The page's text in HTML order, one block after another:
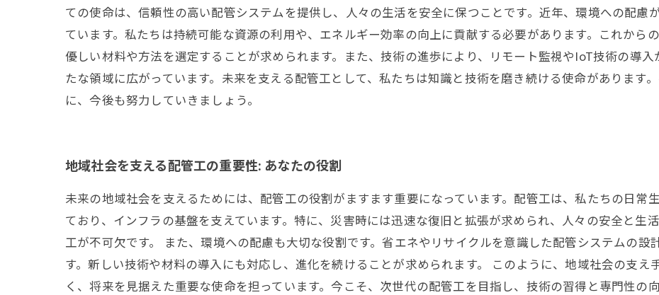
ての使命は、信頼性の高い配管システムを提供し、人々の生活を安全に保つことです。近年、環境への配慮
ています。私たちは持続可能な資源の利用や、エネルギー効率の向上に貢献する必要があります。これから
優しい材料や方法を選定することが求められます。また、技術の進歩により、リモート監視やIoT技術の導
たな領域に広がっています。未来を支える配管工として、私たちは知識と技術を磨き続ける使命があります
に、今後も努力していきましょう。
地域社会を支える配管工の重要性: あなたの役割
未来の地域社会を支えるためには、配管工の役割がますます重要になっています。配管工は、私たちの日常
ており、インフラの基盤を支えています。特に、災害時には迅速な復旧と拡張が求められ、人々の安全と生
工が不可欠です。 また、環境への配慮も大切な役割です。省エネやリサイクルを意識した配管システムの設
す。新しい技術や材料の導入にも対応し、進化を続けることが求められます。 このように、地域社会の支え
く、将来を見据えた重要な使命を担っています。今こそ、次世代の配管工を目指し、技術の習得と専門性の